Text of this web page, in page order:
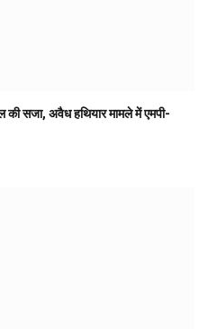
की सजा, अवैध हथियार मामले में एमपी-